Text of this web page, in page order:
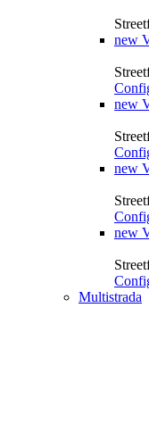
new
new
new
new
Multistrada